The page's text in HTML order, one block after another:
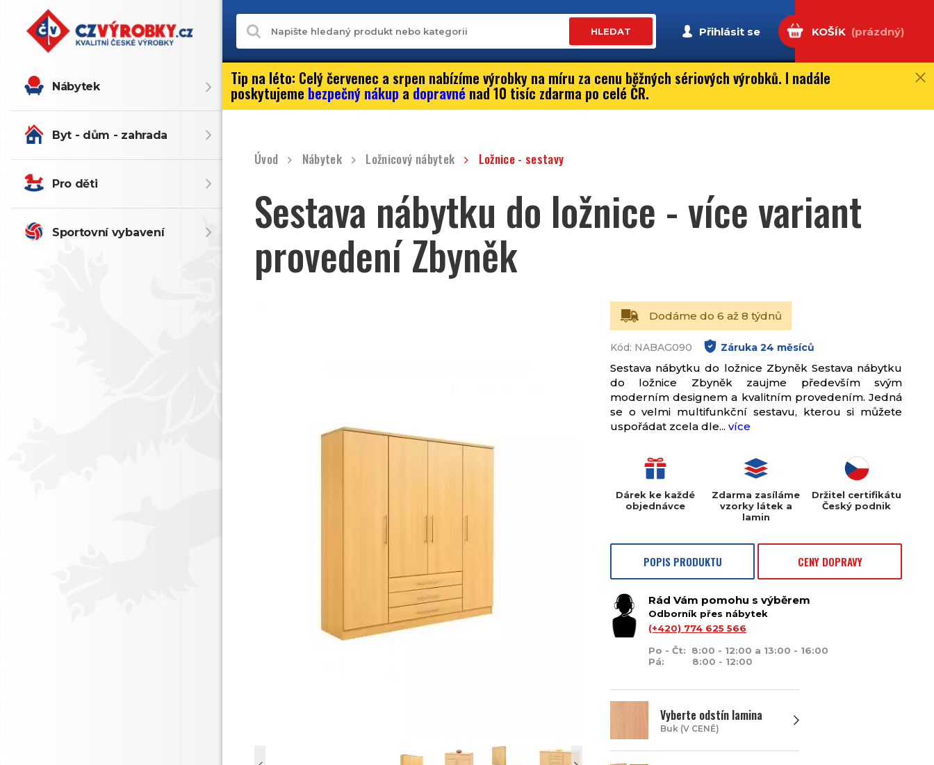
HLEDAT Přihlásit se KOŠÍK (prázdný)
Nábytek
Byt - dům - zahrada
Pro děti
Sportovní vybavení
Tip na léto: Celý červenec a srpen nabízíme výrobky na míru za cenu běžných sériových výrobků. I nadále
poskytujeme bezpečný nákup a dopravné nad 10 tisíc zdarma po celé ČR.
Úvod Nábytek Ložnicový nábytek Ložnice - sestavy
Sestava nábytku do ložnice - více variant
provedení Zbyněk
Dodáme do 6 až 8 týdnů
Kód: NABAG090 Záruka 24 měsíců
Sestava nábytku do ložnice Zbyněk Sestava nábytku
do ložnice Zbyněk zaujme především svým
moderním designem a kvalitním provedením. Jedná
se o velmi multifunkční sestavu, kterou si můžete
uspořádat zcela dle... více
Dárek ke každé
objednávce
Zdarma zasíláme
vzorky látek a
lamin
Držitel certifikátu
Český podnik
POPIS PRODUKTU CENY DOPRAVY
Rád Vám pomohu s výběrem
Odborník přes nábytek
(+420) 774 625 566
Po - Čt: 8:00 - 12:00 a 13:00 - 16:00
Pá: 8:00 - 12:00
Vyberte odstín lamina
Buk (V CENĚ)